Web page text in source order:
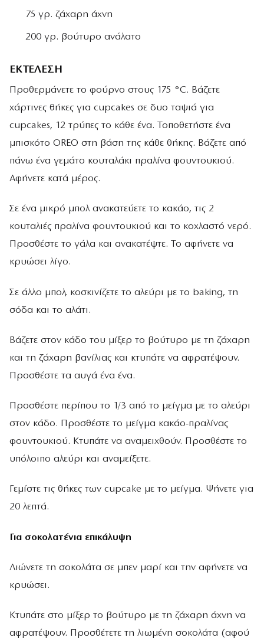
75 γρ. ζάχαρη άχνη
200 γρ. βούτυρο ανάλατο
ΕΚΤΕΛΕΣΗ
Προθερμάνετε το φούρνο στους 175 °C. Βάζετε
χάρτινες θήκες για cupcakes σε δυο ταψιά για
cupcakes, 12 τρύπες το κάθε ένα. Τοποθετήστε ένα
μπισκότο OREO στη βάση της κάθε θήκης. Βάζετε από
πάνω ένα γεμάτο κουταλάκι πραλίνα φουντουκιού.
Αφήνετε κατά μέρος.
Σε ένα μικρό μπολ ανακατεύετε το κακάο, τις 2
κουταλιές πραλίνα φουντουκιού και το κοχλαστό νερό.
Προσθέστε το γάλα και ανακατέψτε. Το αφήνετε να
κρυώσει λίγο.
Σε άλλο μπολ, κοσκινίζετε το αλεύρι με το baking, τη
σόδα και το αλάτι.
Βάζετε στον κάδο του μίξερ το βούτυρο με τη ζάχαρη
και τη ζάχαρη βανίλιας και κτυπάτε να αφρατέψουν.
Προσθέστε τα αυγά ένα ένα.
Προσθέστε περίπου το 1/3 από το μείγμα με το αλεύρι
στον κάδο. Προσθέστε το μείγμα κακάο-πραλίνας
φουντουκιού. Κτυπάτε να αναμειχθούν. Προσθέστε το
υπόλοιπο αλεύρι και αναμείξετε.
Γεμίστε τις θήκες των cupcake με το μείγμα. Ψήνετε για
20 λεπτά.
Για σοκολατένια επικάλυψη
Λιώνετε τη σοκολάτα σε μπεν μαρί και την αφήνετε να
κρυώσει.
Κτυπάτε στο μίξερ το βούτυρο με τη ζάχαρη άχνη να
αφρατέψουν. Προσθέτετε τη λιωμένη σοκολάτα (αφού